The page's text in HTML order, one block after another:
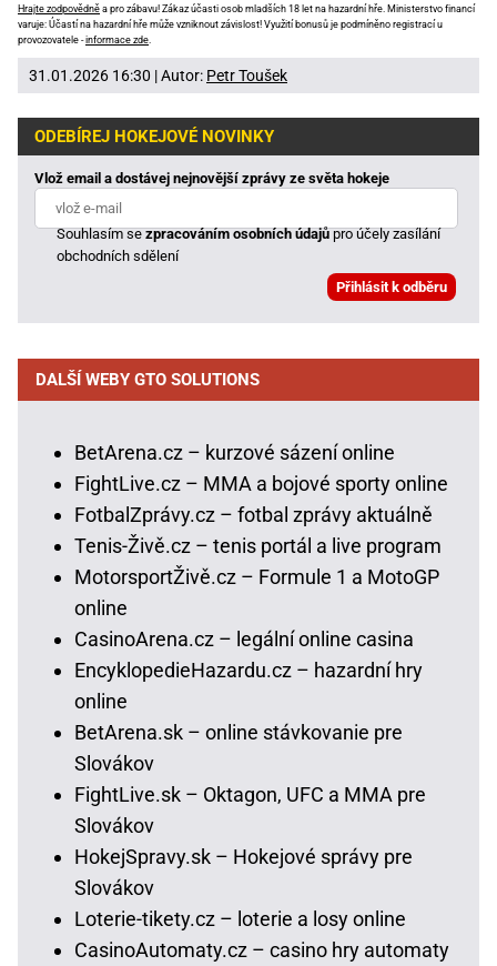
Hrajte zodpovědně a pro zábavu! Zákaz účasti osob mladších 18 let na hazardní hře. Ministerstvo financí
varuje: Účastí na hazardní hře může vzniknout závislost! Využití bonusů je podmíněno registrací u
provozovatele -informace zde
31.01.2026 16:30 | Autor: Petr Toušek
ODEBÍREJ HOKEJOVÉ NOVINKY
Vlož email a dostávej nejnovější zprávy ze světa hokeje
Souhlasím sezpracováním osobních údajůpro účely zasílání
obchodních sdělení
DALŠÍ WEBY GTO SOLUTIONS
BetArena.cz – kurzové sázení online
FightLive.cz – MMA a bojové sporty online
FotbalZprávy.cz – fotbal zprávy aktuálně
Tenis-Živě.cz – tenis portál a live program
MotorsportŽivě.cz – Formule 1 a MotoGP
online
CasinoArena.cz – legální online casina
EncyklopedieHazardu.cz – hazardní hry
online
BetArena.sk – online stávkovanie pre
Slovákov
FightLive.sk – Oktagon, UFC a MMA pre
Slovákov
HokejSpravy.sk – Hokejové správy pre
Slovákov
Loterie-tikety.cz – loterie a losy online
CasinoAutomaty.cz – casino hry automaty